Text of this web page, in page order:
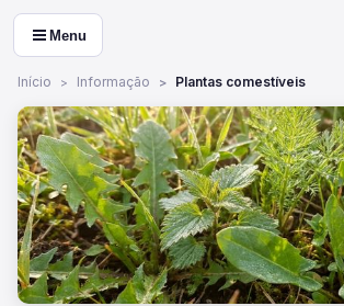
Menu
Início Informação Plantas comestíveis